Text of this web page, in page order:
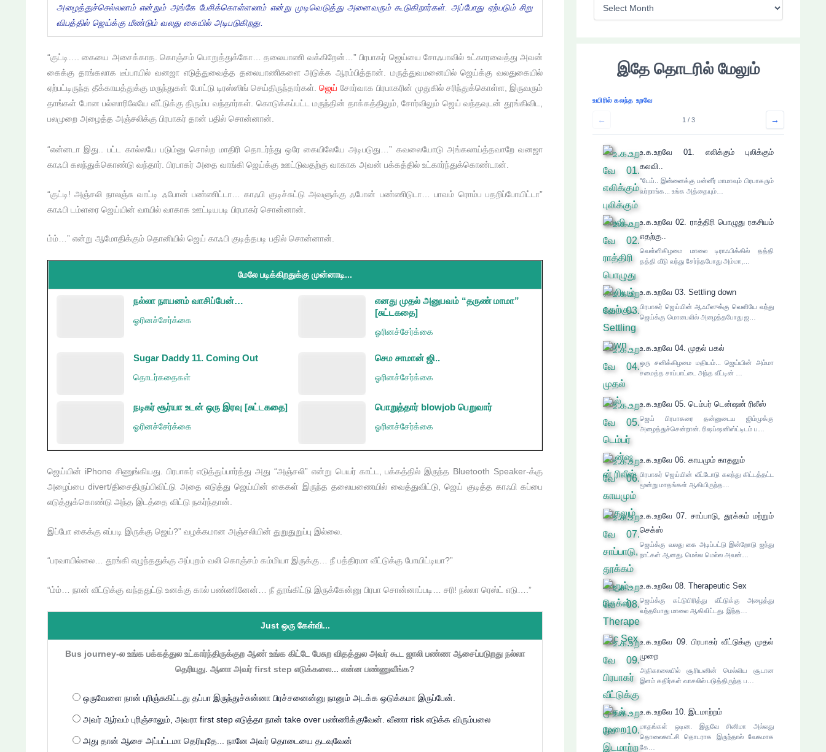
அழைத்துச்செல்லலாம் என்றும் அங்கே பேசிக்கொள்ளலாம் என்று முடிவெடுத்து அனைவரும் கூடுகிறார்கள். அப்போது ஏற்படும் சிறு
விபத்தில் ஜெய்க்கு மீண்டும் வலது கையில் அடிபடுகிறது.
“குட்டி…. கையை அசைக்காத. கொஞ்சம் பொறுத்துக்கோ… தலையாணி வக்கிறேன்…” பிரபாகர் ஜெய்யை சோஃபாவில் உட்காரவைத்து அவன்
கைக்கு தாங்கலாக டீப்பாயில் வனஜா எடுத்துவைத்த தலையாணிகளை அடுக்க ஆரம்பித்தான். மருத்துவமனையில் ஜெய்க்கு வலதுகையில்
ஏற்பட்டிருந்த தீக்காயத்துக்கு மருந்துகள் போட்டு டிரஸ்ஸிங் செய்திருந்தார்கள்.ஜெய் சோர்வாக பிரபாகரின் முதுகில் சரிந்துக்கொள்ள, இருவரும்
தாங்கள் போன பல்ஸாரிலேயே வீட்டுக்கு திரும்ப வந்தார்கள். கொடுக்கப்பட்ட மருந்தின் தாக்கத்திலும், சோர்விலும் ஜெய் வந்தவுடன் தூங்கிவிட,
பலமுறை அழைத்த அஞ்சலிக்கு பிரபாகர் தான் பதில் சொன்னான்.
“என்னடா இது.. பட்ட கால்லயே படும்னு சொல்ற மாதிரி தொடர்ந்து ஒரே கையிலேயே அடிபடுது…” கவலையோடு அங்கலாய்த்தவாறே வனஜா
காஃபி கலந்துக்கொண்டு வந்தார். பிரபாகர் அதை வாங்கி ஜெய்க்கு ஊட்டுவதற்கு வாகாக அவன் பக்கத்தில் உட்கார்ந்துக்கொண்டான்.
“குட்டி! அஞ்சலி நாலஞ்சு வாட்டி ஃபோன் பண்ணிட்டா… காஃபி குடிச்சுட்டு அவளுக்கு ஃபோன் பண்ணிடுடா… பாவம் ரொம்ப பதறிப்போயிட்டா”
காஃபி டம்ளரை ஜெய்யின் வாயில் வாகாக ஊட்டியபடி பிரபாகர் சொன்னான்.
ம்ம்…” என்று ஆமோதிக்கும் தொனியில் ஜெய் காஃபி குடித்தபடி பதில் சொன்னான்.
மேலே படிக்கிறதுக்கு முன்னாடி...
நல்லா நாயனம் வாசிப்பேன்…
ஓரினச்சேர்க்கை
எனது முதல் அனுபவம் “தருண் மாமா”
[சுட்டகதை]
ஓரினச்சேர்க்கை
Sugar Daddy 11. Coming Out
தொடர்கதைகள்
செம சாமான் ஜி..
ஓரினச்சேர்க்கை
நடிகர் சூர்யா உடன் ஒரு இரவு [சுட்டகதை]
ஓரினச்சேர்க்கை
பொறுத்தார் blowjob பெறுவார்
ஓரினச்சேர்க்கை
ஜெய்யின் iPhone சிணுங்கியது. பிரபாகர் எடுத்துப்பார்த்து அது “அஞ்சலி” என்று பெயர் காட்ட, பக்கத்தில் இருந்த Bluetooth Speaker-க்கு
அழைப்பை divert/திசைதிருப்பிவிட்டு அதை எடுத்து ஜெய்யின் கைகள் இருந்த தலையணையில் வைத்துவிட்டு, ஜெய் குடித்த காஃபி கப்பை
எடுத்துக்கொண்டு அந்த இடத்தை விட்டு நகர்ந்தான்.
இப்போ கைக்கு எப்படி இருக்கு ஜெய்?” வழக்கமான அஞ்சலியின் துறுதுறுப்பு இல்லை.
“பரவாயில்லை… தூங்கி எழுந்ததுக்கு அப்புறம் வலி கொஞ்சம் கம்மியா இருக்கு… நீ பத்திரமா வீட்டுக்கு போயிட்டியா?”
“ம்ம்… நான் வீட்டுக்கு வந்ததுட்டு உனக்கு கால் பண்ணினேன்… நீ தூங்கிட்டு இருக்கேன்னு பிரபா சொன்னாப்படி… சரி! நல்லா ரெஸ்ட் எடு….”
Just ஒரு கேள்வி...
Bus journey-ல உங்க பக்கத்துல உட்கார்ந்திருக்குற ஆண் உங்க கிட்டே பேசுற விதத்துல அவர் கூட ஜாலி பண்ண ஆசைப்படுறது நல்லா
தெரியுது. ஆனா அவர் first step எடுக்கலை... என்ன பண்ணுவீங்க?
ஒருவேளை நான் புரிஞ்சுகிட்டது தப்பா இருந்துச்சுன்னா பிரச்சனைன்னு நானும் அடக்க ஒடுக்கமா இருப்பேன்.
அவர் ஆர்வம் புரிஞ்சாலும், அவரா first step எடுத்தா நான் take over பண்ணிக்குவேன். வீணா risk எடுக்க விரும்பலை
அது தான் ஆசை அப்பட்டமா தெரியுதே... நானே அவர் தொடையை தடவுவேன்
கோ
ப்
இதே தொடரில் மேலும்
உயிரில் கலந்த உறவே
← 1 / 3 →
உ.க.உறவே 01. எலிக்கும் புலிக்கும்
கலவி..
"டேய்.. இன்னைக்கு பன்னீர் மாமாவும் பிரபாகரும்
வர்றாங்க... உங்க அத்தையும்…
உ.க.உறவே 02. ராத்திரி பொழுது ரகசியம்
எதற்கு..
வெள்ளிகிழமை மாலை டிராஃபிக்கில் தத்தி
தத்தி வீடு வந்து சேர்ந்தபோது அம்மா,…
உ.க.உறவே 03. Settling down
பிரபாகர் ஜெய்யின் ஆஃபீஸுக்கு வெளியே வந்து
ஜெய்க்கு மொபைலில் அழைத்தபோது ஜ…
உ.க.உறவே 04. முதல் பகல்
ஒரு சனிக்கிழமை மதியம்... ஜெய்யின் அம்மா
சமைத்த சாப்பாட்டை அந்த வீட்டின் …
உ.க.உறவே 05. டெம்பர் டென்ஷன் ரிலீஸ்
ஜெய் பிரபாகரை தன்னுடைய ஜிம்முக்கு
அழைத்துச்சென்றான். ரிஷப்ஷனிஸ்ட்டிடம் ப…
உ.க.உறவே 06. காயமும் காதலும்
பிரபாகர் ஜெய்யின் வீட்டோடு கலந்து கிட்டத்தட்ட
மூன்று மாதங்கள் ஆகியிருந்த…
உ.க.உறவே 07. சாப்பாடு, தூக்கம் மற்றும்
செக்ஸ்
ஜெய்க்கு வலது கை அடிப்பட்டு இன்றோடு ஐந்து
நாட்கள் ஆனது. மெல்ல மெல்ல அவன்…
உ.க.உறவே 08. Therapeutic Sex
ஜெய்க்கு கட்டுபிரித்து வீட்டுக்கு அழைத்து
வந்தபோது மாலை ஆகிவிட்டது. இந்த…
உ.க.உறவே 09. பிரபாகர் வீட்டுக்கு முதல்
முறை
அதிகாலையில் சூரியனின் மெல்லிய சூடான
இளம் கதிர்கள் வாசலில் படுத்திருந்த ப…
உ.க.உறவே 10. இடமாற்றம்
மாதங்கள் ஒடின. இதுவே சினிமா அல்லது
தொலைகாட்சி தொடராக இருந்தால் வேகமாக
கே…